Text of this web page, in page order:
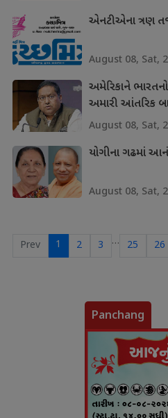
એનટીએના ત્રણ
August 08, Sat,
અમેરિકાને
અમારી આંતરિક
August 08, Sat,
યોગીના ગઢમાં
August 08, Sat,
Prev 1 2 3 … 25 26
Panchang